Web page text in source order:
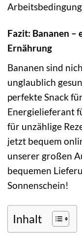
Fazit: Bananen –
Ernährung
Bananen sind
unglaublich
perfekte Snack
Energielieferant
für unzählige
jetzt bequem
unserer großen
bequemen
Sonnenschein!
Inhalt